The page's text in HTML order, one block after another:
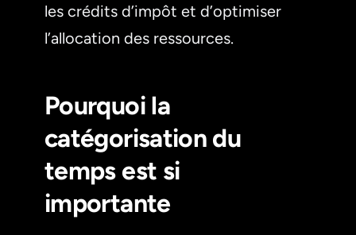
les crédits d’impôt et d’optimiser
l’allocation des ressources.
Pourquoi la
catégorisation du
temps est si
importante